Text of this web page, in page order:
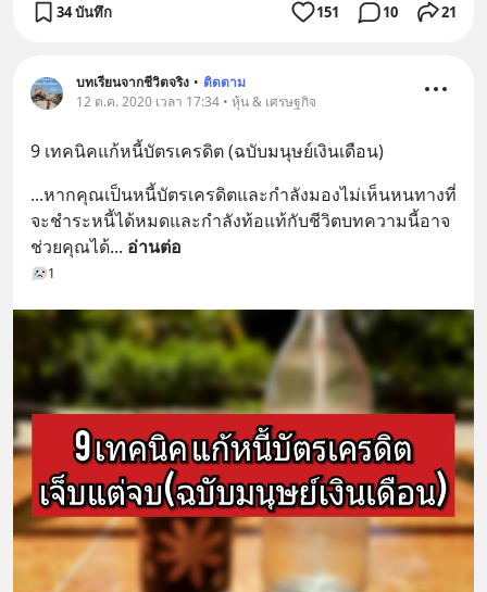
34 บันทึก 151 10 21
บทเรียนจากชีวิตจริง • ติดตาม
12 ต.ค. 2020 เวลา 17:34 • หุ้น & เศรษฐกิจ
9 เทคนิคแก้หนี้บัตรเครดิต (ฉบับมนุษย์เงินเดือน)
...หากคุณเป็นหนี้บัตรเครดิตและกำลังมองไม่เห็นหนทางที่
จะชำระหนี้ได้หมดและกำลังท้อแท้กับชีวิตบทความนี้อาจ
ช่วยคุณได้... อ่านต่อ
1